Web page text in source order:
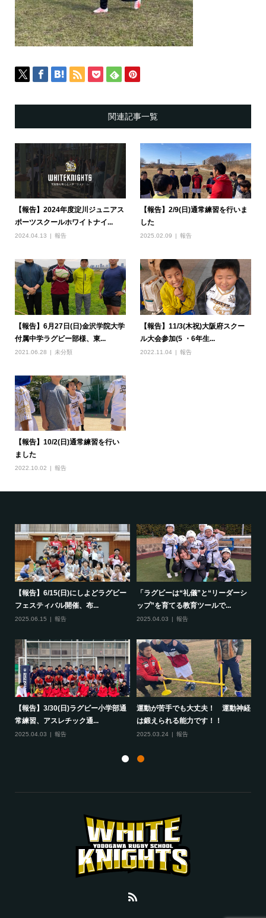
関連記事一覧
【報告】2024年度淀川ジュニアス
ポーツスクールホワイトナイ...
2024.04.13 報告
【報告】2/9(日)通常練習を行いま
した
2025.02.09 報告
【報告】6月27日(日)金沢学院大学
付属中学ラグビー部様、東...
2021.06.28 未分類
【報告】11/3(木祝)大阪府スクー
ル大会参加(5 ・6年生...
2022.11.04 報告
【報告】10/2(日)通常練習を行い
ました
2022.10.02 報告
【報告】6/15(日)にしよどラグビー
フェスティバル開催、布...
2025.06.15 報告
「ラグビーは“礼儀”と“リーダーシ
ップ”を育てる教育ツールで...
2025.04.03 報告
【報告】3/30(日)ラグビー小学部通
常練習、アスレチック通...
2025.04.03 報告
運動が苦手でも大丈夫！ 運動神経
は鍛えられる能力です！！
2025.03.24 報告